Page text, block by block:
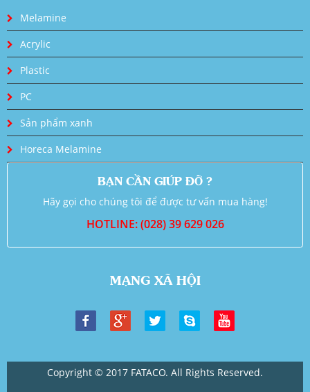
Melamine
Acrylic
Plastic
PC
Sản phẩm xanh
Horeca Melamine
BẠN CẦN GIÚP ĐỠ ?
Hãy gọi cho chúng tôi để được tư vấn mua hàng!
HOTLINE: (028) 39 629 026
MẠNG XÃ HỘI
Copyright © 2017 FATACO. All Rights Reserved.